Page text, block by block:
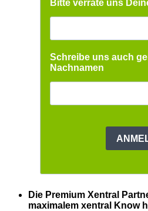
Die Premium Xentral
maximalem xentral Know